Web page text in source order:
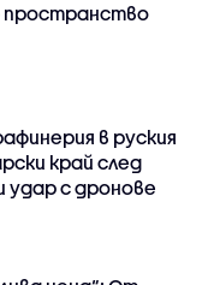
пространство
в руския
край след
удар с дронове